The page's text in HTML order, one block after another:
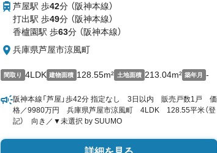
芦屋駅 歩42分 （阪神本線）
打出駅 歩49分 （阪神本線）
香櫨園駅 歩63分 （阪神本線）
兵庫県芦屋市涼風町
間取り 4LDK 建物面積 128.55m² 土地面積 213.04m² 築年月 -
阪神本線「芦屋」歩42分 指定なし 3日以内 販売戸数1戸 価
格／9980万円 兵庫県芦屋市涼風町 4LDK 128.55平米（登
記） 向き／▼未選択 by SUUMO